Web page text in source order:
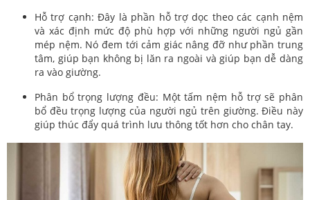
Hỗ trợ cạnh: Đây là phần hỗ trợ dọc theo các cạnh nệm
và xác định mức độ phù hợp với những người ngủ gần
mép nệm. Nó đem tới cảm giác nâng đỡ như phần trung
tâm, giúp bạn không bị lăn ra ngoài và giúp bạn dễ dàng
ra vào giường.
Phân bổ trọng lượng đều: Một tấm nệm hỗ trợ sẽ phân
bổ đều trọng lượng của người ngủ trên giường. Điều này
giúp thúc đẩy quá trình lưu thông tốt hơn cho chân tay.